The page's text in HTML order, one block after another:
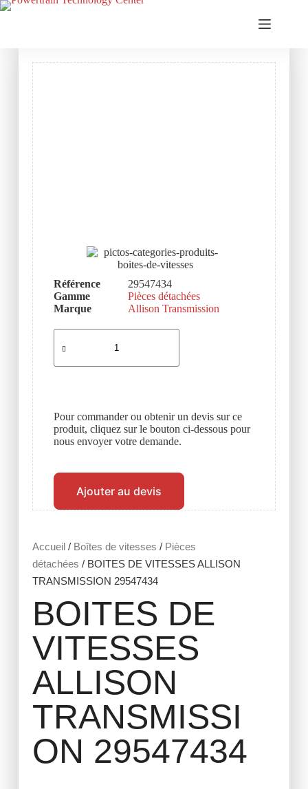
Accueil/ Boîtes de vitesses / Pièces
détachées / BOITES DE VITESSES ALLISON
TRANSMISSION 29547434
BOITES DE
VITESSES
ALLISON
TRANSMISSI
ON 29547434
Référence
29547434
Gamme
Pièces détachées
Marque
Allison Transmission
Pour commander ou obtenir un devis sur ce
produit, cliquez sur le bouton ci-dessous pour
nous envoyer votre demande.
Ajouter au devis